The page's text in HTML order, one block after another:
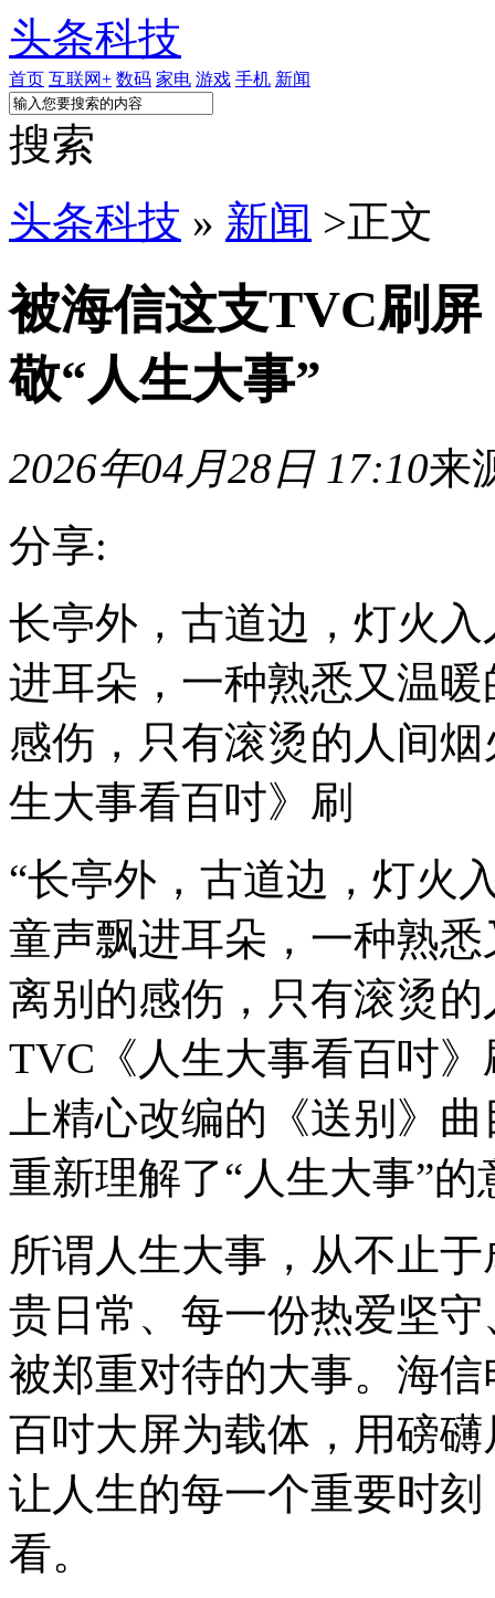
头条科技
首页 互联网+ 数码 家电 游戏 手机 新闻
搜索
头条科技 » 新闻 >正文
被海信这支TVC刷
敬“人生大事”
2026年04月28日 17:10来
分享:
长亭外，古道边，灯火
进耳朵，一种熟悉又温
感伤，只有滚烫的人间
生大事看百吋》刷
“长亭外，古道边，灯
童声飘进耳朵，一种熟
离别的感伤，只有滚烫
TVC《人生大事看百吋
上精心改编的《送别》
重新理解了“人生大事”的
所谓人生大事，从不止
贵日常、每一份热爱坚
被郑重对待的大事。海
百吋大屏为载体，用磅
让人生的每一个重要时
看。